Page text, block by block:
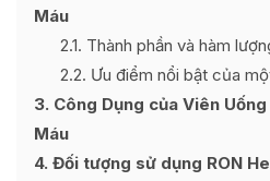
Máu
2.1 Thành phần và hàm
2.2 Ưu điểm nổi bật của
3 Công Dụng của Viên
Máu
4 Đối tượng sử dụng RON